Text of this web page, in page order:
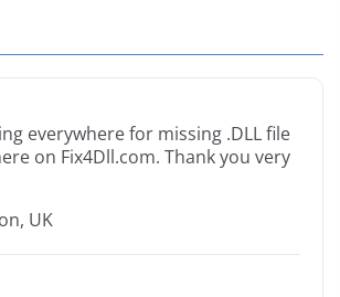
everywhere for missing .DLL file
on Fix4Dll.com. Thank you very
UK